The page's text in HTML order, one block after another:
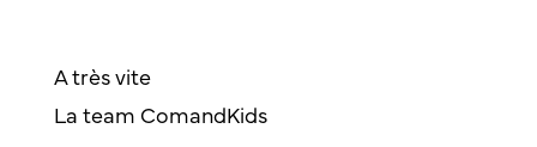
A très vite
La team ComandKids